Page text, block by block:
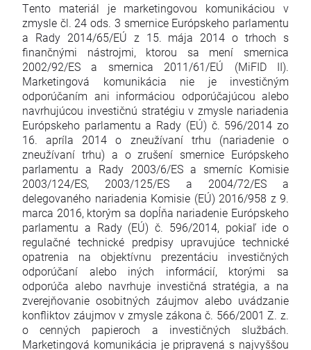
Tento materiál je marketingovou komunikáciou v
zmysle čl. 24 ods. 3 smernice Európskeho parlamentu
a Rady 2014/65/EÚ z 15. mája 2014 o trhoch s
finančnými nástrojmi, ktorou sa mení smernica
2002/92/ES a smernica 2011/61/EÚ (MiFID II).
Marketingová komunikácia nie je investičným
odporúčaním ani informáciou odporúčajúcou alebo
navrhujúcou investičnú stratégiu v zmysle nariadenia
Európskeho parlamentu a Rady (EÚ) č. 596/2014 zo
16. apríla 2014 o zneužívaní trhu (nariadenie o
zneužívaní trhu) a o zrušení smernice Európskeho
parlamentu a Rady 2003/6/ES a smerníc Komisie
2003/124/ES, 2003/125/ES a 2004/72/ES a
delegovaného nariadenia Komisie (EÚ) 2016/958 z 9.
marca 2016, ktorým sa dopĺňa nariadenie Európskeho
parlamentu a Rady (EÚ) č. 596/2014, pokiaľ ide o
regulačné technické predpisy upravujúce technické
opatrenia na objektívnu prezentáciu investičných
odporúčaní alebo iných informácií, ktorými sa
odporúča alebo navrhuje investičná stratégia, a na
zverejňovanie osobitných záujmov alebo uvádzanie
konfliktov záujmov v zmysle zákona č. 566/2001 Z. z.
o cenných papieroch a investičných službách.
Marketingová komunikácia je pripravená s najvyššou